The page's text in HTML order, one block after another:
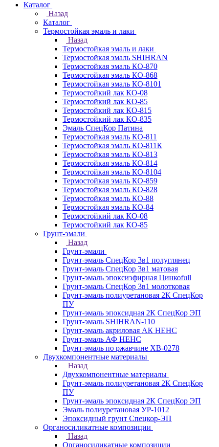
Каталог
Назад
Каталог
Термостойкая эмаль и лаки
Назад
Термостойкая эмаль и лаки
Термостойкая эмаль SHIHRAN
Термостойкая эмаль КО-870
Термостойкая эмаль КО-868
Термостойкая эмаль КО-8101
Термостойкий лак КО-08
Термостойкий лак КО-85
Термостойкий лак КО-815
Термостойкий лак КО-835
Эмаль СпецКор Патина
Термостойкая эмаль КО-811
Термостойкая эмаль КО-811К
Термостойкая эмаль КО-813
Термостойкая эмаль КО-814
Термостойкая эмаль КО-8104
Термостойкая эмаль КО-859
Термостойкая эмаль КО-828
Термостойкая эмаль КО-88
Термостойкая эмаль КО-84
Термостойкий лак КО-08
Термостойкий лак КО-85
Грунт-эмали
Назад
Грунт-эмали
Грунт-эмаль СпецКор 3в1 полуглянец
Грунт-эмаль СпецКор 3в1 матовая
Грунт-эмаль эпоксиэфирная Цинкоfull
Грунт-эмаль СпецКор 3в1 молотковая
Грунт-эмаль полиуретановая 2К СпецКор
ПУ
Грунт-эмаль эпоксидная 2К СпецКор ЭП
Грунт-эмаль SHIHRAN-110
Грунт-эмаль акриловая АК НЕНС
Грунт-эмаль АФ НЕНС
Грунт-эмаль по ржавчине ХВ-0278
Двухкомпонентные материалы
Назад
Двухкомпонентные материалы
Грунт-эмаль полиуретановая 2К СпецКор
ПУ
Грунт-эмаль эпоксидная 2К СпецКор ЭП
Эмаль полиуретановая УР-1012
Эпоксидный грунт Спецкор-ЭП
Органосиликатные композиции
Назад
Органосиликатные композиции